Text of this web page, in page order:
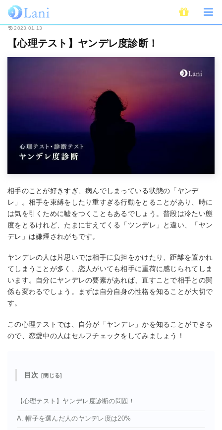
ホーム ライフスタイル 【心理テスト】ヤンデレ度
2023.01.13
【心理テスト】ヤンデレ度診断！
相手のことが好きすぎ、病んでしまっている状態の「ヤンデ
レ」。相手を束縛をしたり重すぎる行動をとることがあり、時に
は気を引くために嘘をつくこともあるでしょう。普段は冷たい態
度をとるけれど、たまに甘えてくる「ツンデレ」と違い、「ヤン
デレ」は嫌煙されがちです。
ヤンデレの人は片思いでは相手に負担をかけたり、距離を置かれ
てしまうことが多く、恋人がいても相手に重荷に感じられてしま
います。自分にヤンデレの要素があれば、直すことで相手との関
係も変わるでしょう。まずは自分自身の性格を知ることが大切で
す。
この心理テストでは、自分が「ヤンデレ」かを知ることができる
ので、恋愛中の人はセルフチェックをしてみましょう！
目次
【心理テスト】ヤンデレ度診断の問題！
A. 帽子を選んだ人のヤンデレ度は20%